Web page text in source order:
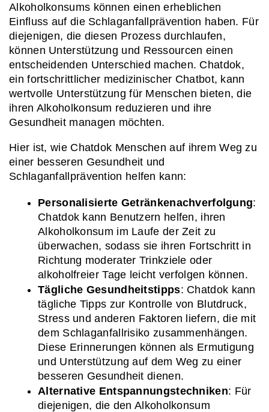
Alkoholkonsums können einen erheblichen
Einfluss auf die Schlaganfallprävention haben. Für
diejenigen, die diesen Prozess durchlaufen,
können Unterstützung und Ressourcen einen
entscheidenden Unterschied machen. Chatdok,
ein fortschrittlicher medizinischer Chatbot, kann
wertvolle Unterstützung für Menschen bieten, die
ihren Alkoholkonsum reduzieren und ihre
Gesundheit managen möchten.
Hier ist, wie Chatdok Menschen auf ihrem Weg zu
einer besseren Gesundheit und
Schlaganfallprävention helfen kann:
Personalisierte Getränkenachverfolgung:
Chatdok kann Benutzern helfen, ihren
Alkoholkonsum im Laufe der Zeit zu
überwachen, sodass sie ihren Fortschritt in
Richtung moderater Trinkziele oder
alkoholfreier Tage leicht verfolgen können.
Tägliche Gesundheitstipps: Chatdok kann
tägliche Tipps zur Kontrolle von Blutdruck,
Stress und anderen Faktoren liefern, die mit
dem Schlaganfallrisiko zusammenhängen.
Diese Erinnerungen können als Ermutigung
und Unterstützung auf dem Weg zu einer
besseren Gesundheit dienen.
Alternative Entspannungstechniken: Für
diejenigen, die den Alkoholkonsum